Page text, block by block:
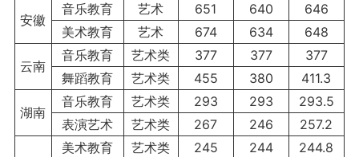
安徽
音乐教育 艺术 651 640
646
美术教育
艺术 674 634 648
云南
音乐教育 艺术类 377 377
377
舞蹈教育
艺术类 455 380 411.3
湖南
音乐教育 艺术类 293 293
293.5
表演艺术
艺术类 267 246 257.2
美术教育 艺术类 245 244
244.8